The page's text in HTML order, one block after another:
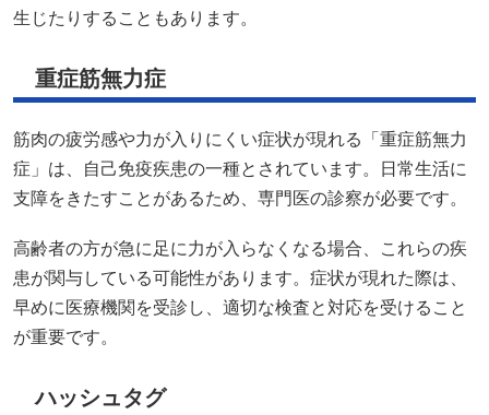
生じたりすることもあります。
重症筋無力症
筋肉の疲労感や力が入りにくい症状が現れる「重症筋無力
症」は、自己免疫疾患の一種とされています。日常生活に
支障をきたすことがあるため、専門医の診察が必要です。
高齢者の方が急に足に力が入らなくなる場合、これらの疾
患が関与している可能性があります。症状が現れた際は、
早めに医療機関を受診し、適切な検査と対応を受けること
が重要です。
ハッシュタグ